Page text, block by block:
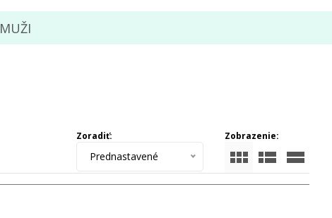
MUŽI
Zobrazenie:
Zoradiť:
Prednastavené